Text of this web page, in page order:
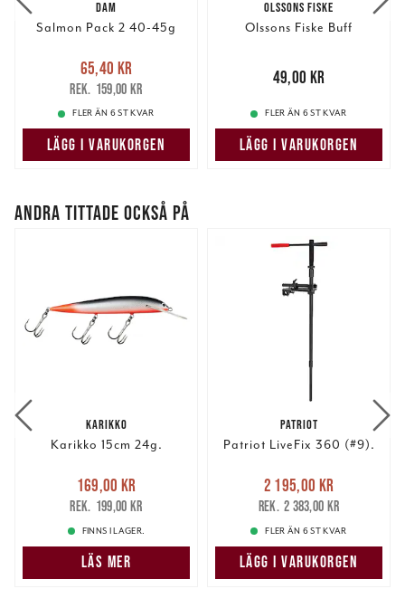
DAM
Salmon Pack 2 40-45g
Nuvarande pris
65,40 krTidigare pris
159,00 kr
65,40 kr
159,00 kr
FLER ÄN 6 ST KVAR
LÄGG I VARUKORGEN
OLSSONS FISKE
Olssons Fiske Buff
49,00 kr
49,00 kr
FLER ÄN 6 ST KVAR
LÄGG I VARUKORGEN
ANDRA TITTADE OCKSÅ PÅ
KARIKKO
Karikko 15cm 24g.
Nuvarande pris
169,00 krTidigare pris
199,00 kr
169,00 kr
199,00 kr
FINNS I LAGER.
LÄS MER
PATRIOT
Patriot LiveFix 360 (#9).
Nuvarande pris
2 195,00 krTidigare pris
2 383,00 kr
2 195,00 kr
2 383,00 kr
FLER ÄN 6 ST KVAR
LÄGG I VARUKORGEN